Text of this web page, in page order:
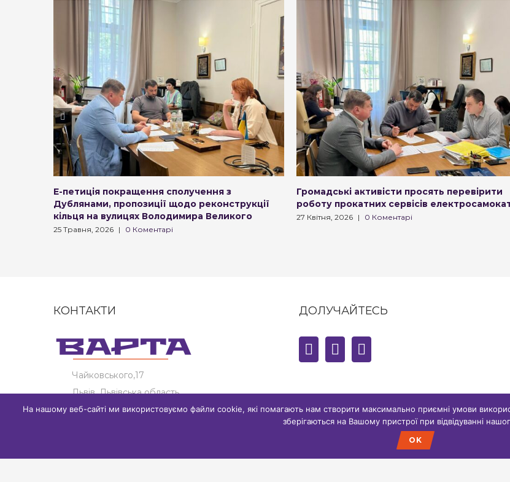
Е-петиція покращення сполучення з
Дублянами, пропозиції щодо реконструкції
кільця на вулицях Володимира Великого
25 Травня, 2026 | 0 Коментарі
Громадські активісти просять перевірити
роботу прокатних сервісів
27 Квітня, 2026 | 0 Коментарі
КОНТАКТИ
Чайковського,17
Львів, Львівська область
ДОЛУЧАЙТЕСЬ
На нашому веб-сайті ми використовуємо файли cookie, які помагають нам створити максимально приємні умови
зберігаються на Вашому пристрої при відвідуванні
OK